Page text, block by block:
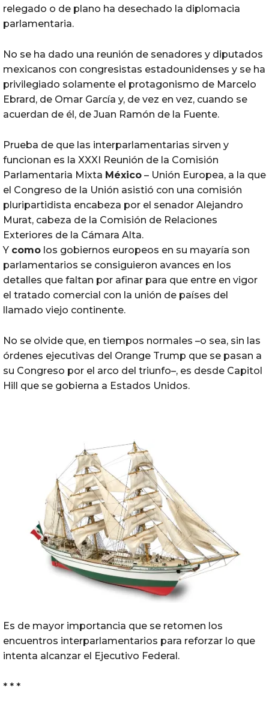
relegado o de plano ha desechado la diplomacia
parlamentaria.
No se ha dado una reunión de senadores y diputados
mexicanos con congresistas estadounidenses y se ha
privilegiado solamente el protagonismo de Marcelo
Ebrard, de Omar García y, de vez en vez, cuando se
acuerdan de él, de Juan Ramón de la Fuente.
Prueba de que las interparlamentarias sirven y
funcionan es la XXXI Reunión de la Comisión
Parlamentaria Mixta México – Unión Europea, a la que
el Congreso de la Unión asistió con una comisión
pluripartidista encabeza por el senador Alejandro
Murat, cabeza de la Comisión de Relaciones
Exteriores de la Cámara Alta.
Y como los gobiernos europeos en su mayaría son
parlamentarios se consiguieron avances en los
detalles que faltan por afinar para que entre en vigor
el tratado comercial con la unión de países del
llamado viejo continente.
No se olvide que, en tiempos normales –o sea, sin las
órdenes ejecutivas del Orange Trump que se pasan a
su Congreso por el arco del triunfo–, es desde Capitol
Hill que se gobierna a Estados Unidos.
Es de mayor importancia que se retomen los
encuentros interparlamentarios para reforzar lo que
intenta alcanzar el Ejecutivo Federal.
* * *